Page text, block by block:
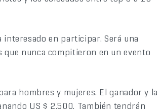
en participar. Será una
nunca compitieron en un evento
hombres y mujeres. El ganador y la
US $ 2.500. También tendrán